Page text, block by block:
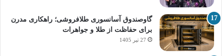
گاوصندوق آسانسوری طلافروشی؛ راهکاری مدرن
برای حفاظت از طلا و جواهرات
27 تیر 1405